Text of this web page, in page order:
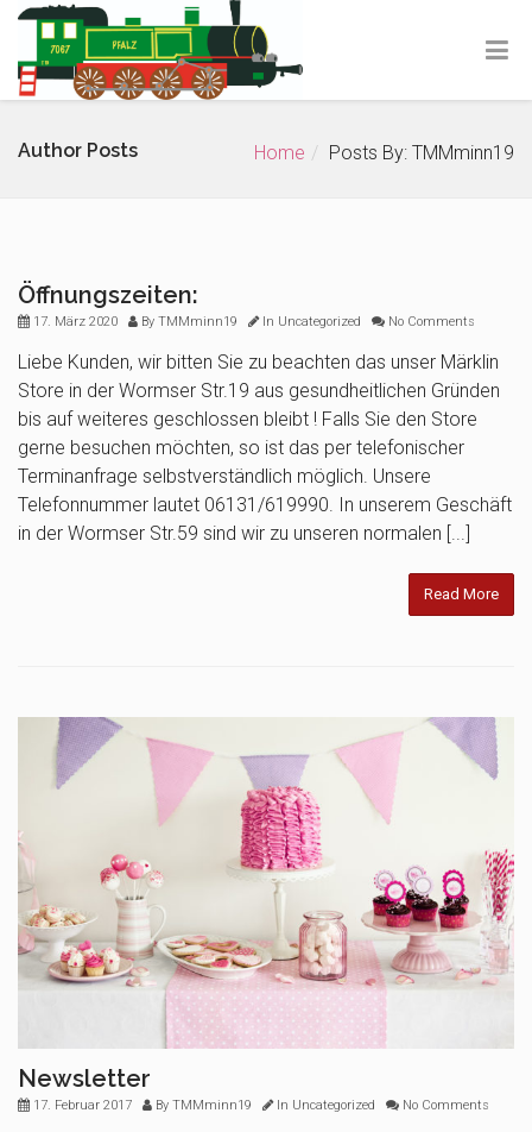
Author Posts Home Posts By: TMMminn19
Öffnungszeiten:
17. März 2020 By TMMminn19 In Uncategorized No Comments
Liebe Kunden, wir bitten Sie zu beachten das unser Märklin
Store in der Wormser Str.19 aus gesundheitlichen Gründen
bis auf weiteres geschlossen bleibt ! Falls Sie den Store
gerne besuchen möchten, so ist das per telefonischer
Terminanfrage selbstverständlich möglich. Unsere
Telefonnummer lautet 06131/619990. In unserem Geschäft
in der Wormser Str.59 sind wir zu unseren normalen [...]
Read More
Newsletter
17. Februar 2017 By TMMminn19 In Uncategorized No Comments